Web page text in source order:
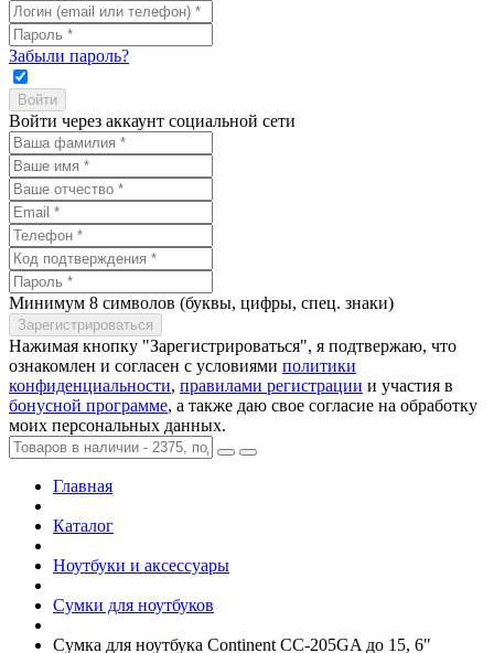
Забыли пароль?
Войти через аккаунт социальной сети
Минимум 8 символов (буквы, цифры, спец. знаки)
Нажимая кнопку "Зарегистрироваться", я подтвержаю, что
ознакомлен и согласен с условиями политики
конфиденциальности, правилами регистрации и участия в
бонусной программе, а также даю свое согласие на обработку
моих персональных данных.
Главная
Каталог
Ноутбуки и аксессуары
Сумки для ноутбуков
Сумка для ноутбука Continent CC-205GA до 15, 6"